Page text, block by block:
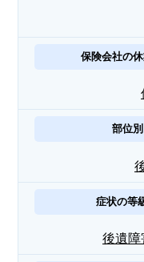
保険会社の
部位
症状の等
後遺障